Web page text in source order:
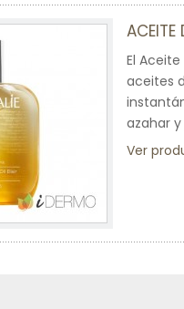
ACEITE
El
aceites
azahar
Ver